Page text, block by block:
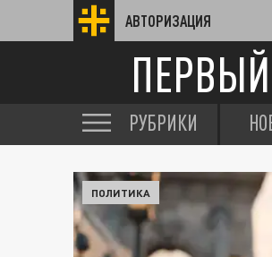
АВТОРИЗАЦИЯ
РУБРИКИ
ПОЛИТИКА